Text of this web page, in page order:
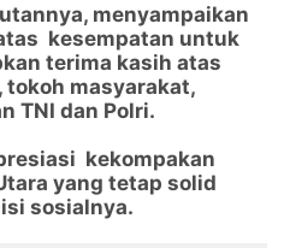
menyampaikan
kesempatan untuk
terima kasih atas
masyarakat,
TNI dan Polri.
kekompakan
yang tetap solid
sosialnya.